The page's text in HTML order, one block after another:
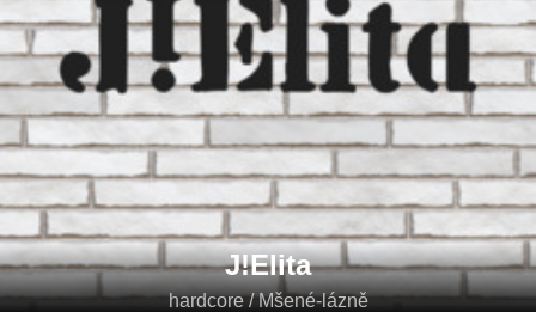
J!Elita
hardcore / Mšené-lázně